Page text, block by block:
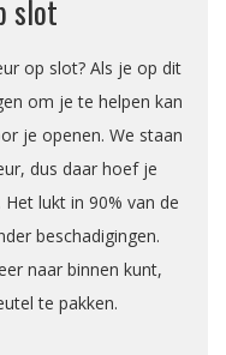
slot
op slot? Als je op dit
om je te helpen kan
je openen. We staan
dus daar hoef je
lukt in 90% van de
beschadigingen.
naar binnen kunt,
te pakken.